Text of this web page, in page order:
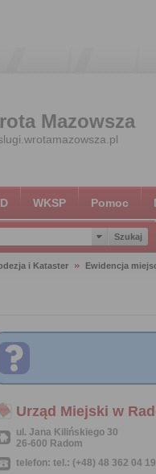
Mazowsza
WKSP Pomoc
i Kataster
Ewidencja
Urząd Miejski w
ul. Jana Kilińskiego 30
26-600 Radom
telefon: tel.: (+48) 48 362 04